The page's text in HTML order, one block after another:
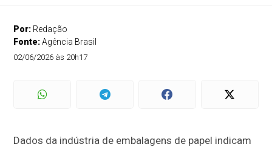
Por: Redação
Fonte:Agência Brasil
02/06/2026 às 20h17
Dados da indústria de embalagens de papel indicam